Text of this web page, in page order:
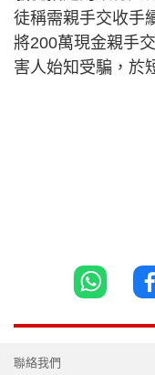
徒稱需親手交收手
將200萬現金親手
害人始知受騙，於
聯絡我們